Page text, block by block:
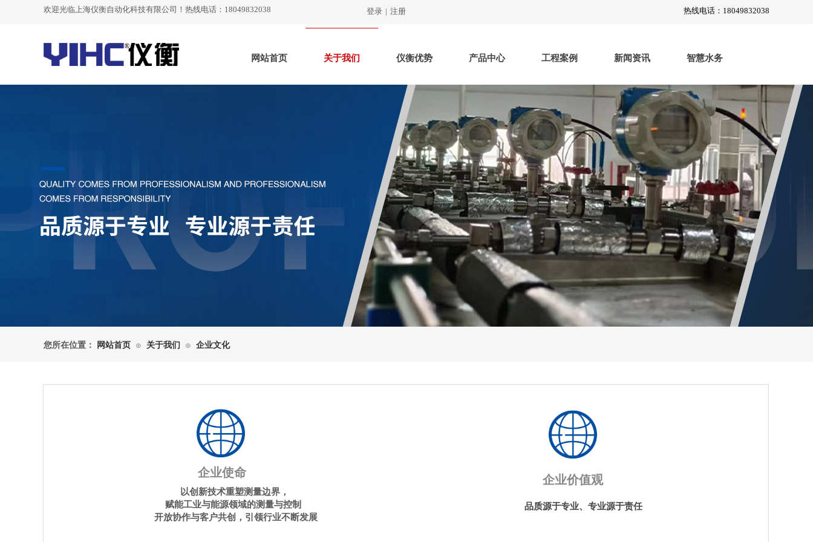
登录 | 注册
欢迎光临上海仪衡自动化科技有限公司 ！热线电话：18049832038 热线电话：18049832038
网站首页 关于我们 仪衡优势 产品中心 工程案例 新闻资讯 智慧水务
您所在位置： 网站首页 ⊙ 关于我们 ⊙ 企业文化
品质源于专业、专业源于责任
企业价值观
以创新技术重塑测量边界，
赋能工业与能源领域的测量与控制
开放协作与客户共创，引领行业不断发展
企业使命